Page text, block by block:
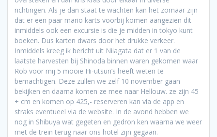
richtingen. Als je dan staat te wachten kan het zomaar zijn
dat er een paar mario karts voorbij komen aangezien dit
inmiddels ook een excursie is die je midden in tokyo kunt
boeken. Dus karten dwars door het drukke verkeer.
Inmiddels kreeg ik bericht uit Niiagata dat er 1 van de
laatste harvesten bij Shinoda binnen waren gekomen waar
Rob voor mij 5 mooie Hi-utsuri’s heeft weten te
bemachtigen. Deze zullen we zelf 10 november gaan
bekijken en daarna komen ze mee naar Hellouw. ze zijn 45
+ cm en komen op 425,- reserveren kan via de app en
straks eventueel via de website. In de avond hebben we
nog in Shibuya wat gegeten en gedron ken waarna we weer
met de trein terug naar ons hotel zijn gegaan.